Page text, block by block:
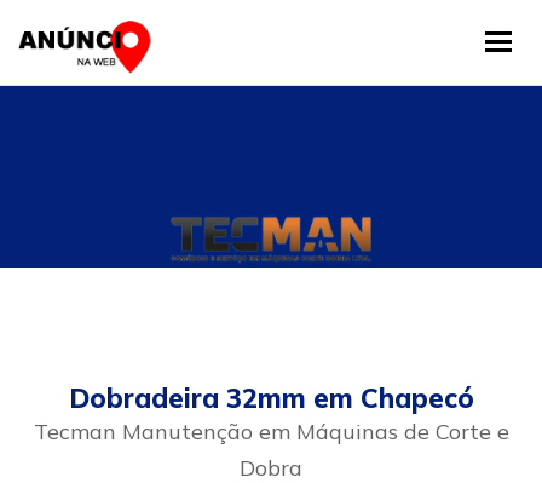
Dobradeira 32mm em Chapecó
Tecman Manutenção em Máquinas de Corte e
Dobra